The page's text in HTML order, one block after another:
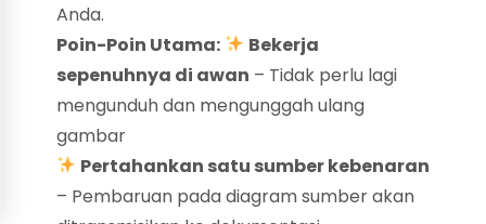
Anda.
Poin-Poin Utama:
Bekerja
sepenuhnya di awan – Tidak perlu lagi
mengunduh dan mengunggah ulang
gambar
Pertahankan satu sumber kebenaran
– Pembaruan pada diagram sumber akan